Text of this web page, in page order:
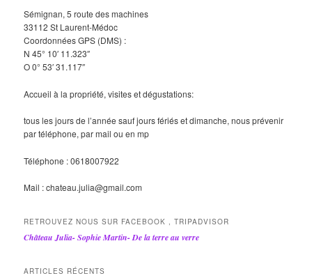
Sémignan, 5 route des machines
33112 St Laurent-Médoc
Coordonnées GPS (DMS) :
N 45° 10′ 11.323″
O 0° 53′ 31.117″
Accueil à la propriété, visites et dégustations:
tous les jours de l’année sauf jours fériés et dimanche, nous prévenir
par téléphone, par mail ou en mp
Téléphone : 0618007922
Mail : chateau.julia@gmail.com
RETROUVEZ NOUS SUR FACEBOOK , TRIPADVISOR
Château Julia- Sophie Martin- De la terre au verre
ARTICLES RÉCENTS